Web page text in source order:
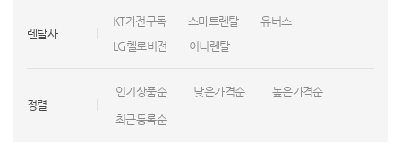
렌탈사
KT가전구독 스마트렌탈
유버스
LG헬로비전
이니렌탈
정렬
인기상품순 낮은가격순 높은가격순
최근등록순